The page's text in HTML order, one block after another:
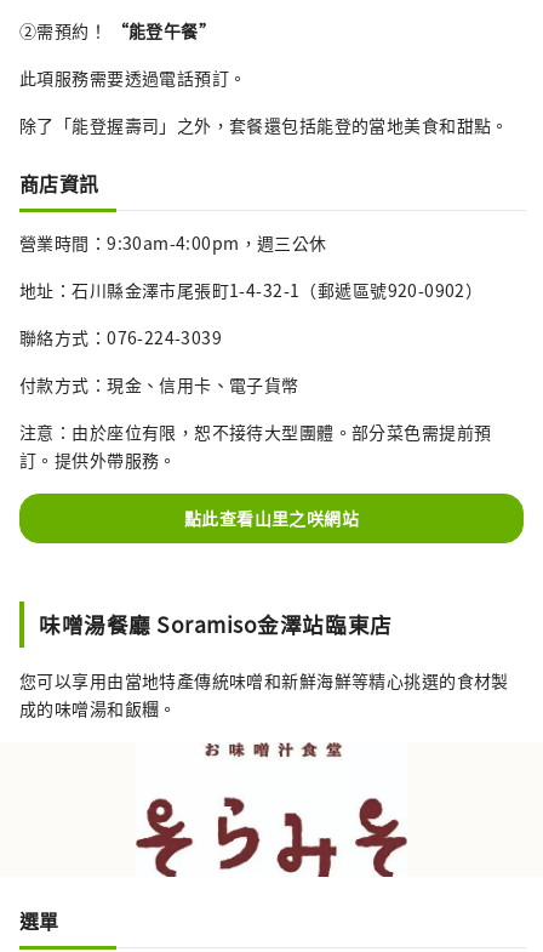
②需預約！
“能登午餐”
此項服務需要透過電話預訂。
除了「能登握壽司」之外，套餐還包括能登的當地美食和甜點。
商店資訊
營業時間：9:30am-4:00pm，週三公休
地址：石川縣金澤市尾張町1-4-32-1（郵遞區號920-0902）
聯絡方式：076-224-3039
付款方式：現金、信用卡、電子貨幣
注意：由於座位有限，恕不接待大型團體。部分菜色需提前預
訂。提供外帶服務。
點此查看山里之咲網站
味噌湯餐廳 Soramiso金澤站臨東店
您可以享用由當地特產傳統味噌和新鮮海鮮等精心挑選的食材製
成的味噌湯和飯糰。
選單